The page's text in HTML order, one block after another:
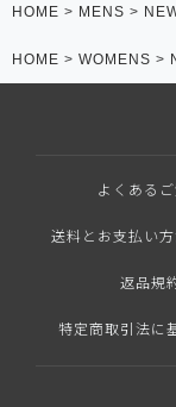
HOME MENS
HOME WOMENS
よくある
送料とお支払い
返品規
特定商取引法に